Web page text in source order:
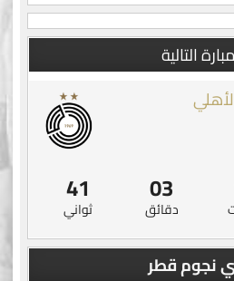
التالية
03
دقائق
40
ثواني
نجوم قطر